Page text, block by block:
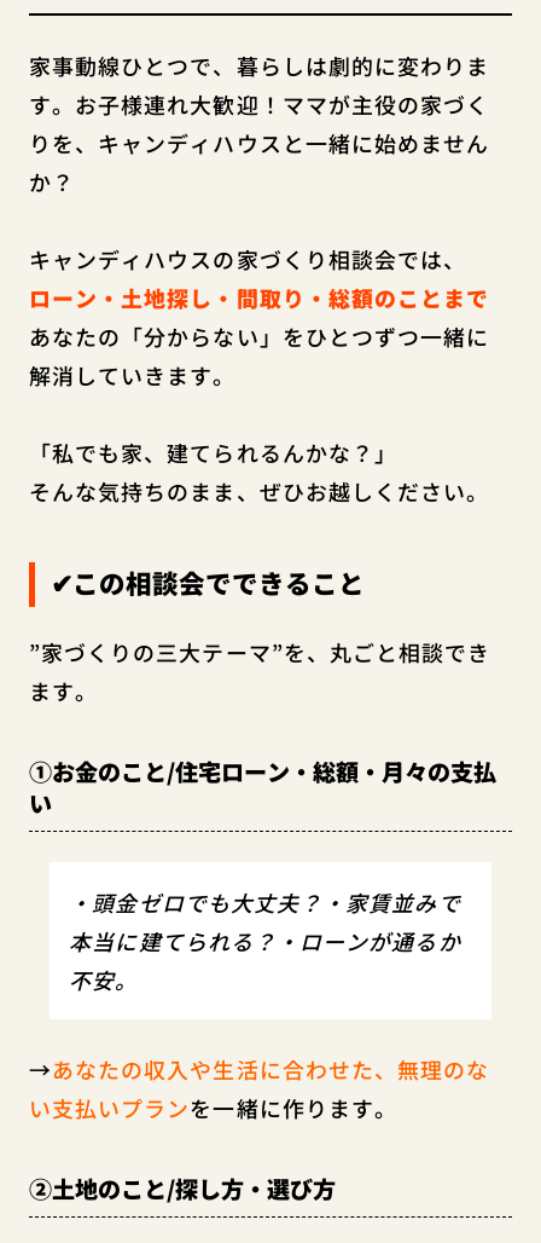
家事動線ひとつで、暮らしは劇的に変わりま
す。お子様連れ大歓迎！ママが主役の家づく
りを、キャンディハウスと一緒に始めません
か？
キャンディハウスの家づくり相談会では、
ローン・土地探し・間取り・総額のことまで
あなたの「分からない」をひとつずつ一緒に
解消していきます。
「私でも家、建てられるんかな？」
そんな気持ちのまま、ぜひお越しください。
✔この相談会でできること
”家づくりの三大テーマ”を、丸ごと相談でき
ます。
①お金のこと/住宅ローン・総額・月々の支払
い
・頭金ゼロでも大丈夫？・家賃並みで
本当に建てられる？・ローンが通るか
不安。
→あなたの収入や生活に合わせた、無理のな
い支払いプランを一緒に作ります。
②土地のこと/探し方・選び方